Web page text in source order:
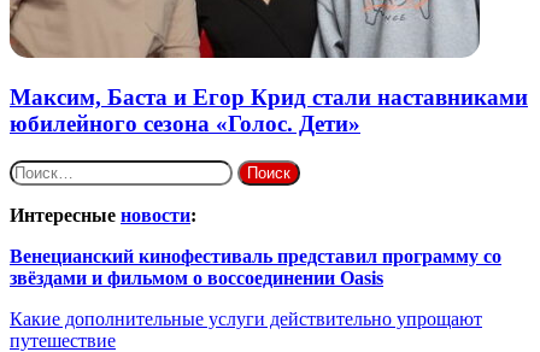
Максим, Баста и Егор Крид стали наставниками
юбилейного сезона «Голос. Дети»
Найти:
Интересные новости:
Венецианский кинофестиваль представил программу со
звёздами и фильмом о воссоединении Oasis
Какие дополнительные услуги действительно упрощают
путешествие